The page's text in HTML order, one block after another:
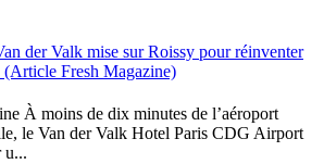
À moins de dix minutes de l’aéroport
le Van der Valk Hotel Paris CDG Airport
u...